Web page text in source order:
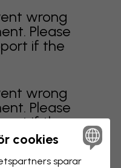
wrong
Please
if the
wrong
Please
if the
cookies
sparar